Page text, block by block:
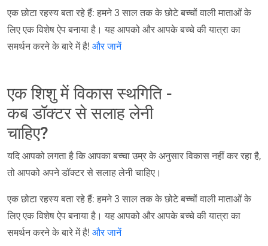
एक छोटा रहस्य बता रहे हैं: हमने 3 साल तक के छोटे बच्चों वाली माताओं के
लिए एक विशेष ऐप बनाया है। यह आपको और आपके बच्चे की यात्रा का
समर्थन करने के बारे में है! और जानें
एक शिशु में विकास स्थगिति -
कब डॉक्टर से सलाह लेनी
चाहिए?
यदि आपको लगता है कि आपका बच्चा उम्र के अनुसार विकास नहीं कर रहा है,
तो आपको अपने डॉक्टर से सलाह लेनी चाहिए।
एक छोटा रहस्य बता रहे हैं: हमने 3 साल तक के छोटे बच्चों वाली माताओं के
लिए एक विशेष ऐप बनाया है। यह आपको और आपके बच्चे की यात्रा का
समर्थन करने के बारे में है! और जानें